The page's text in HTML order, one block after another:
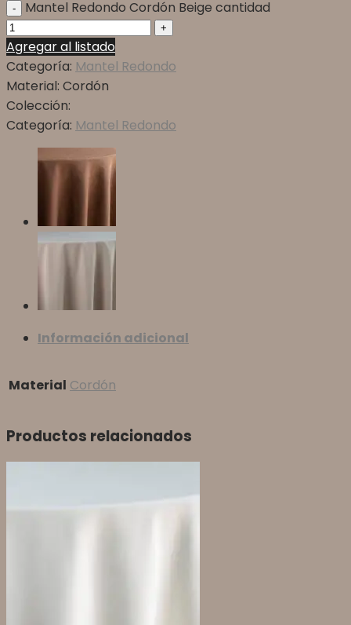
Mantel Redondo Cordón Beige cantidad
Agregar al listado
Categoría: Mantel Redondo
Material: Cordón
Colección:
Categoría: Mantel Redondo
Información adicional
Material Cordón
Productos relacionados